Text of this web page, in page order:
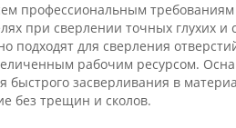
профессиональным требованиям
при сверлении точных глухих и
для сверления
рабочим ресурсом.
засверливания в
без трещин и сколов.